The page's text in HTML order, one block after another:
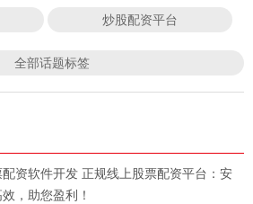
炒股配资平台
全部话题标签
配资软件开发 正规线上股票配资平台：安
，助您盈利！